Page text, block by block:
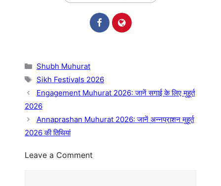
Categories
Shubh Muhurat
Tags
Sikh Festivals 2026
Engagement Muhurat 2026: जानें सगाई के लिए मुहूर्त
2026
Annaprashan Muhurat 2026: जानें अन्नप्राशन मुहूर्त
2026 की तिथियां
Leave a Comment